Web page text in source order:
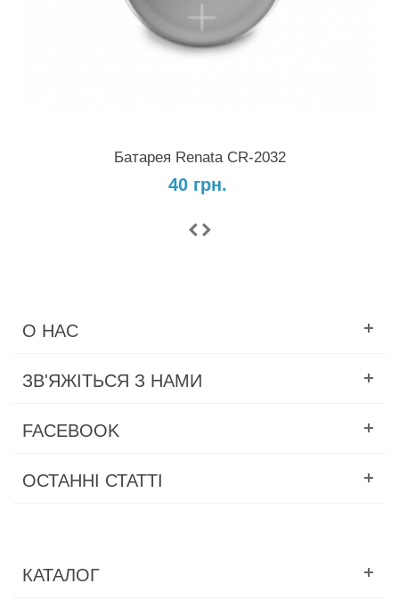
Батарея Renata CR-2032
40 грн.
О НАС
ЗВ'ЯЖІТЬСЯ З НАМИ
FACEBOOK
ОСТАННІ СТАТТІ
КАТАЛОГ